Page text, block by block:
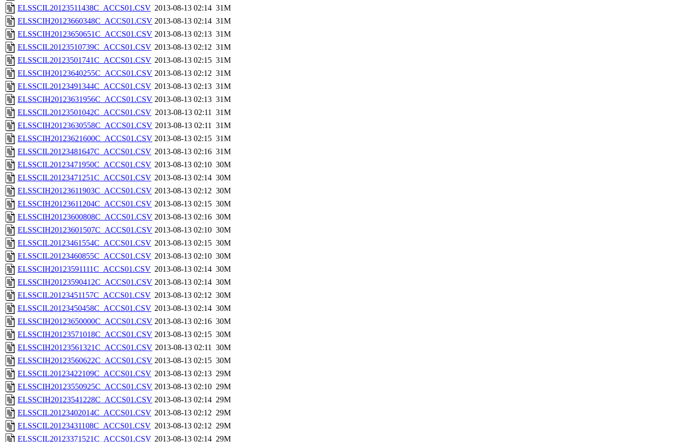
ELSSCIL20123511438C_ACCS01.CSV 2013-08-13 02:14 31M
ELSSCIH20123660348C_ACCS01.CSV 2013-08-13 02:14 31M
ELSSCIH20123650651C_ACCS01.CSV 2013-08-13 02:13 31M
ELSSCIL20123510739C_ACCS01.CSV 2013-08-13 02:12 31M
ELSSCIL20123501741C_ACCS01.CSV 2013-08-13 02:15 31M
ELSSCIH20123640255C_ACCS01.CSV 2013-08-13 02:12 31M
ELSSCIL20123491344C_ACCS01.CSV 2013-08-13 02:13 31M
ELSSCIH20123631956C_ACCS01.CSV 2013-08-13 02:13 31M
ELSSCIL20123501042C_ACCS01.CSV 2013-08-13 02:11 31M
ELSSCIH20123630558C_ACCS01.CSV 2013-08-13 02:11 31M
ELSSCIH20123621600C_ACCS01.CSV 2013-08-13 02:15 31M
ELSSCIL20123481647C_ACCS01.CSV 2013-08-13 02:16 31M
ELSSCIL20123471950C_ACCS01.CSV 2013-08-13 02:10 30M
ELSSCIL20123471251C_ACCS01.CSV 2013-08-13 02:14 30M
ELSSCIH20123611903C_ACCS01.CSV 2013-08-13 02:12 30M
ELSSCIH20123611204C_ACCS01.CSV 2013-08-13 02:15 30M
ELSSCIH20123600808C_ACCS01.CSV 2013-08-13 02:16 30M
ELSSCIH20123601507C_ACCS01.CSV 2013-08-13 02:10 30M
ELSSCIL20123461554C_ACCS01.CSV 2013-08-13 02:15 30M
ELSSCIL20123460855C_ACCS01.CSV 2013-08-13 02:10 30M
ELSSCIH20123591111C_ACCS01.CSV 2013-08-13 02:14 30M
ELSSCIH20123590412C_ACCS01.CSV 2013-08-13 02:14 30M
ELSSCIL20123451157C_ACCS01.CSV 2013-08-13 02:12 30M
ELSSCIL20123450458C_ACCS01.CSV 2013-08-13 02:14 30M
ELSSCIH20123650000C_ACCS01.CSV 2013-08-13 02:16 30M
ELSSCIH20123571018C_ACCS01.CSV 2013-08-13 02:15 30M
ELSSCIH20123561321C_ACCS01.CSV 2013-08-13 02:11 30M
ELSSCIH20123560622C_ACCS01.CSV 2013-08-13 02:15 30M
ELSSCIL20123422109C_ACCS01.CSV 2013-08-13 02:13 29M
ELSSCIH20123550925C_ACCS01.CSV 2013-08-13 02:10 29M
ELSSCIH20123541228C_ACCS01.CSV 2013-08-13 02:14 29M
ELSSCIL20123402014C_ACCS01.CSV 2013-08-13 02:12 29M
ELSSCIL20123431108C_ACCS01.CSV 2013-08-13 02:12 29M
ELSSCIL20123371521C_ACCS01.CSV 2013-08-13 02:14 29M